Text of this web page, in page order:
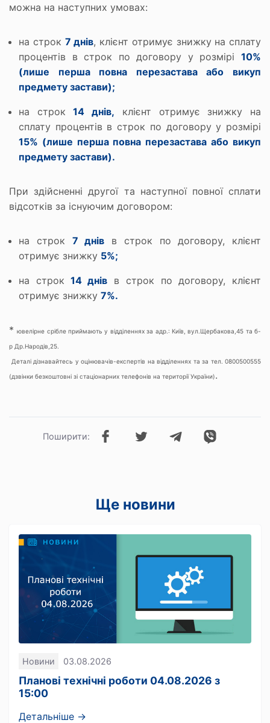
можна на наступних умовах:
на строк 7 днів, клієнт отримує знижку на сплату
процентів в строк по договору у розмірі 10%
(лише перша повна перезастава або викуп
предмету застави);
на строк14 днів, клієнт отримує знижку на
сплату процентів в строк по договору у розмірі
15% (лише перша повна перезастава або викуп
предмету застави).
При здійсненні другої та наступної повної сплати
відсотків за існуючим договором:
на строк 7 днів в строк по договору, клієнт
отримує знижку 5%;
на строк 14 днів в строк по договору, клієнт
отримує знижку 7%.
*ювелірне срібле приймають у відділеннях за адр.: Київ, вул.Щербакова,45 та б-
р Др.Народів,25.
Деталі дізнавайтесь у оцінювачів-експертів на відділеннях та за тел. 0800500555
(дзвінки безкоштовні зі стаціонарних телефонів на території України).
Поширити:
Ще новини
Новини 03.08.2026
Планові технічні роботи 04.08.2026 з
15:00
Детальніше →